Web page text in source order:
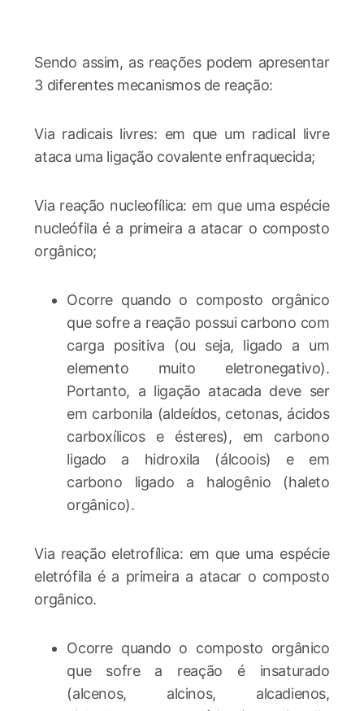
Sendo assim, as reações podem apresentar
3 diferentes mecanismos de reação:
Via radicais livres: em que um radical livre
ataca uma ligação covalente enfraquecida;
Via reação nucleofílica: em que uma espécie
nucleófila é a primeira a atacar o composto
orgânico;
Ocorre quando o composto orgânico
que sofre a reação possui carbono com
carga positiva (ou seja, ligado a um
elemento muito eletronegativo).
Portanto, a ligação atacada deve ser
em carbonila (aldeídos, cetonas, ácidos
carboxílicos e ésteres), em carbono
ligado a hidroxila (álcoois) e em
carbono ligado a halogênio (haleto
orgânico).
Via reação eletrofílica: em que uma espécie
eletrófila é a primeira a atacar o composto
orgânico.
Ocorre quando o composto orgânico
que sofre a reação é insaturado
(alcenos, alcinos, alcadienos,